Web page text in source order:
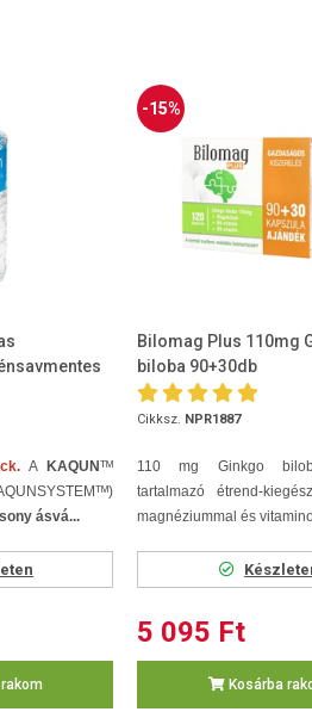
A KAQUNᵀᴹ
ásvá...
-15%
Bilomag Plus 110mg
biloba 90+30db
Cikksz. NPR1887
110 mg Ginkgo
tartalmazó étrend-
magnéziummal és
5 095 Ft
Kosárba